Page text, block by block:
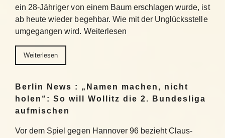
ein 28-Jähriger von einem Baum erschlagen wurde, ist
ab heute wieder begehbar. Wie mit der Unglücksstelle
umgegangen wird. Weiterlesen
Weiterlesen
Berlin News : „Namen machen, nicht
holen“: So will Wollitz die 2. Bundesliga
aufmischen
Vor dem Spiel gegen Hannover 96 bezieht Claus-